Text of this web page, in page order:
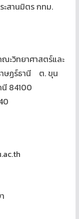
ะสานมิตร กทม.
ะวิทยาศาสตร์และ
าษฏร์ธานี ต. ขุน
นี 84100